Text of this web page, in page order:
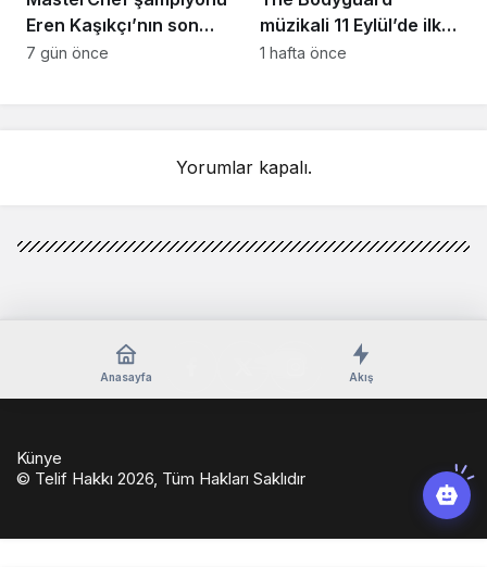
Eren Kaşıkçı’nın son
anlarındaki kahreden
7 gün önce
müzikali 11 Eylül’de ilk
kez Türkiye’de
1 hafta önce
Yorumlar kapalı.
Anasayfa Akış
Künye
© Telif Hakkı 2026, Tüm Hakları Saklıdır
giriş
casinoport
verabet